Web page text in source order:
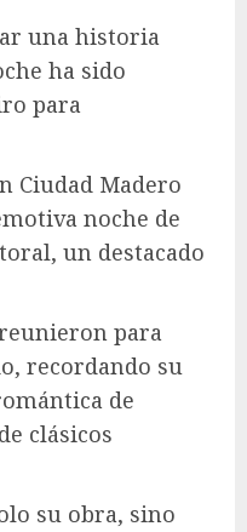
una historia
ha sido
para
Ciudad Madero
noche de
un destacado
para
recordando su
de
clásicos
su obra, sino